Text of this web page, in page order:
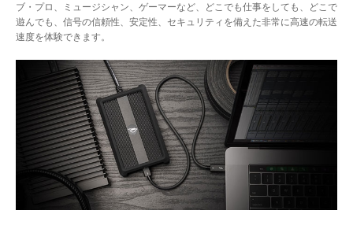
ブ・プロ、ミュージシャン、ゲーマーなど、どこでも仕事をしても、どこで
遊んでも、信号の信頼性、安定性、セキュリティを備えた非常に高速の転送
速度を体験できます。